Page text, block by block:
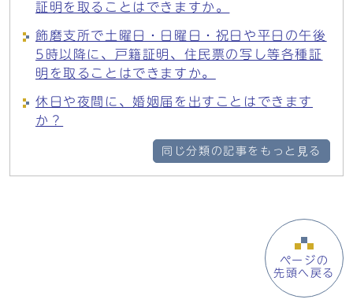
証明を取ることはできますか。
飾磨支所で土曜日・日曜日・祝日や平日の午後
5時以降に、戸籍証明、住民票の写し等各種証
明を取ることはできますか。
休日や夜間に、婚姻届を出すことはできます
か？
同じ分類の記事をもっと見る
ページの
先頭へ戻る